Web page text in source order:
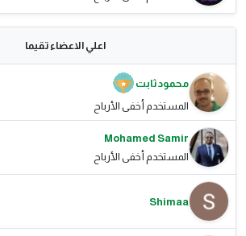
اعلي الاعضاء تقيما
محمود ثابت
المستخدم أخفى الأرباح
Mohamed Samir
المستخدم أخفى الأرباح
Shimaa